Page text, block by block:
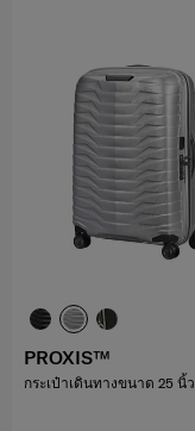
PROXIS™
กระเป๋าเดินทางขนาด 25 นิ้ว